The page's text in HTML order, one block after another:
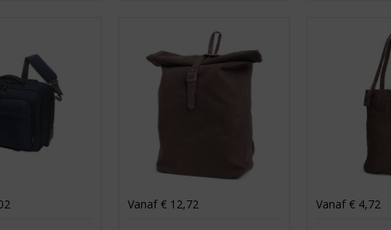
Vanaf € 12,72 Vanaf € 4,72